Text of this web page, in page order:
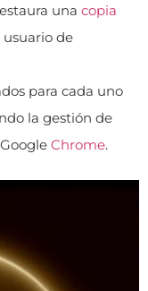
una copia
de
para cada uno
la gestión de
Chrome.